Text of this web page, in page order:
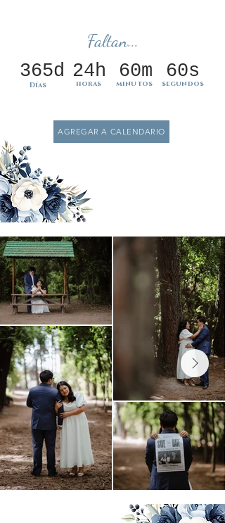
Faltan...
365d 24h 60m 60s
Días horas minutos segundos
AGREGAR A CALENDARIO